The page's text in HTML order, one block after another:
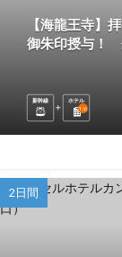
【海龍王寺】
御朱印授与
新幹線
ホテル
1 泊
2日間